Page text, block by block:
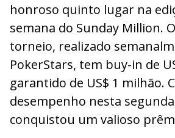
honroso quinto lugar na
semana do Sunday Million.
torneio, realizado
PokerStars, tem buy-in de
garantido de US$ 1 milhão.
desempenho nesta
conquistou um valioso